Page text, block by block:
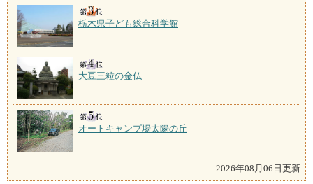
栃木県子ども総合科学館
大豆三粒の金仏
オートキャンプ場太陽の丘
2026年08月06日更新